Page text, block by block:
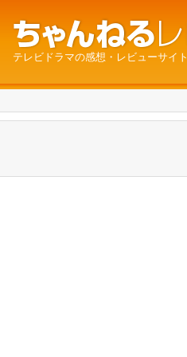
テレビドラマの感想・レビューサイト